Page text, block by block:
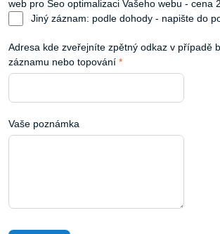
web pro Seo optimalizaci Vašeho webu - cena
Jiný záznam: podle dohody - napište do
Adresa kde zveřejníte zpětný odkaz v případě
záznamu nebo topování *
Vaše poznámka